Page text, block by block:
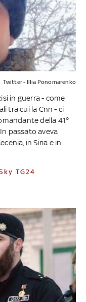
Twitter - Illia Ponomarenko
in guerra - come
tra cui la Cnn - ci
della 41°
passato aveva
in Siria e in
TG24